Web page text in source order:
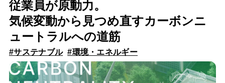
従業員が原動力。
気候変動から見つめ直すカーボンニ
ュートラルへの道筋
#サステナブル #環境・エネルギー